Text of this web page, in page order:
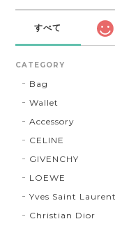
すべて
CATEGORY
Bag
Wallet
Accessory
CELINE
GIVENCHY
LOEWE
Yves Saint Laurent
Christian Dior